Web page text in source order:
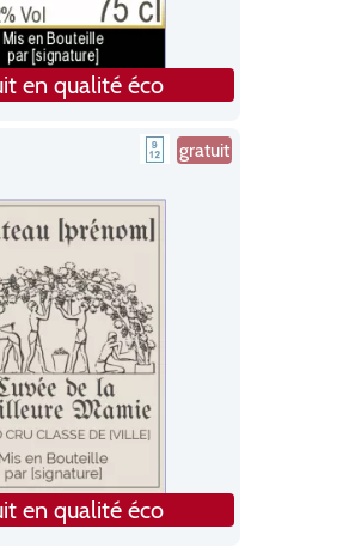
en qualité éco
gratuit
en qualité éco